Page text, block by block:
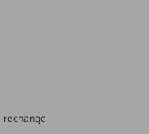
rechange